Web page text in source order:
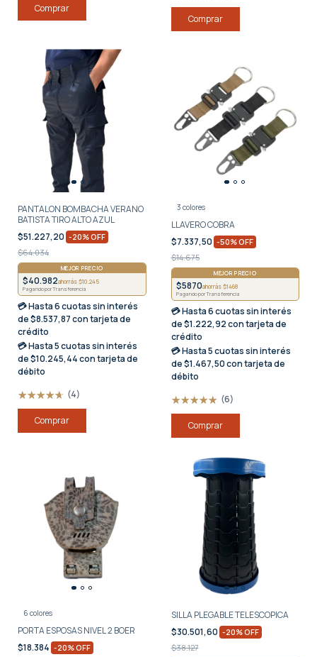
Comprar
Comprar
PANTALON BOMBACHA VERANO
BATISTA TIRO ALTO AZUL
$51.227,20 -20%OFF
$64.034
MEJOR PRECIO
$40.982ahorrás $10.245
Pagando por Transferencia
💳 Hasta6 cuotas sin interés
de $8.537,87 con tarjeta de
crédito
💳 Hasta5 cuotas sin interés
de $10.245,44 con tarjeta de
débito
(4)
Comprar
3 colores
LLAVERO COBRA
$7.337,50 -50%OFF
$14.675
MEJOR PRECIO
$5870ahorrás $1468
Pagando por Transferencia
💳 Hasta6 cuotas sin interés
de $1.222,92 con tarjeta de
crédito
💳 Hasta5 cuotas sin interés
de $1.467,50 con tarjeta de
débito
(6)
Comprar
6 colores
PORTA ESPOSAS NIVEL 2 BOER
$18.384 -20%OFF
SILLA PLEGABLE TELESCOPICA
$30.501,60 -20%OFF
$38.127